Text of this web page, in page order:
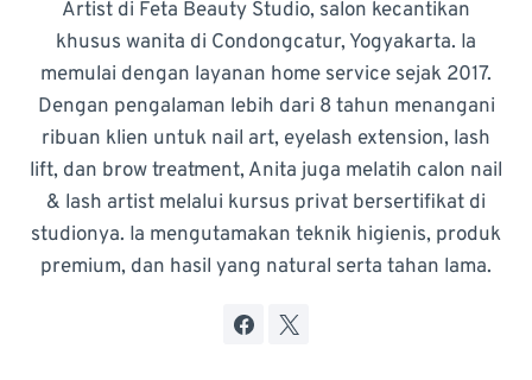
Artist di Feta Beauty Studio, salon kecantikan
khusus wanita di Condongcatur, Yogyakarta. Ia
memulai dengan layanan home service sejak 2017.
Dengan pengalaman lebih dari 8 tahun menangani
ribuan klien untuk nail art, eyelash extension, lash
lift, dan brow treatment, Anita juga melatih calon nail
& lash artist melalui kursus privat bersertifikat di
studionya. Ia mengutamakan teknik higienis, produk
premium, dan hasil yang natural serta tahan lama.